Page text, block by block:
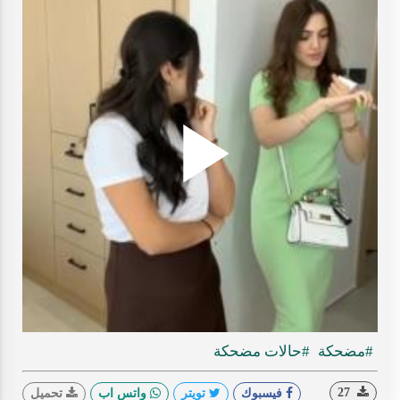
Play
#مضحكة #حالات مضحكة
فيسبوك تويتر واتس اب تحميل